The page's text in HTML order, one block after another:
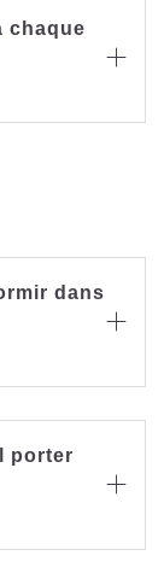
chaque

dans

porter
